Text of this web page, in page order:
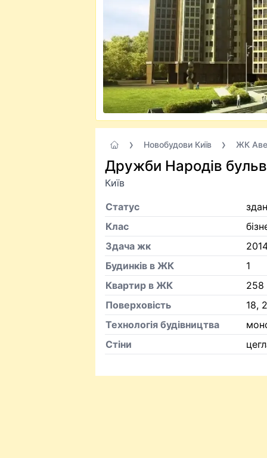
Новобудови Київ ЖК
Дружби Народів
Київ
Статус
Клас
Здача жк
Будинків в ЖК
1
Квартир в ЖК
258
Поверховість
18,
Технологія будівництва
Стіни